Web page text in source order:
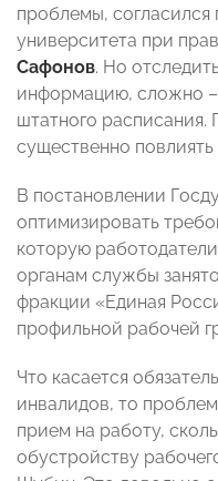
проблемы,
университета при
Сафонов. Но
информацию, сложно –
штатного
существенно
В постановлении
оптимизировать
которую
органам службы
фракции «Единая
профильной рабочей
Что касается
инвалидов, то
прием на работу,
обустройству